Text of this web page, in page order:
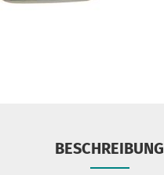
BESCHREIBUNG